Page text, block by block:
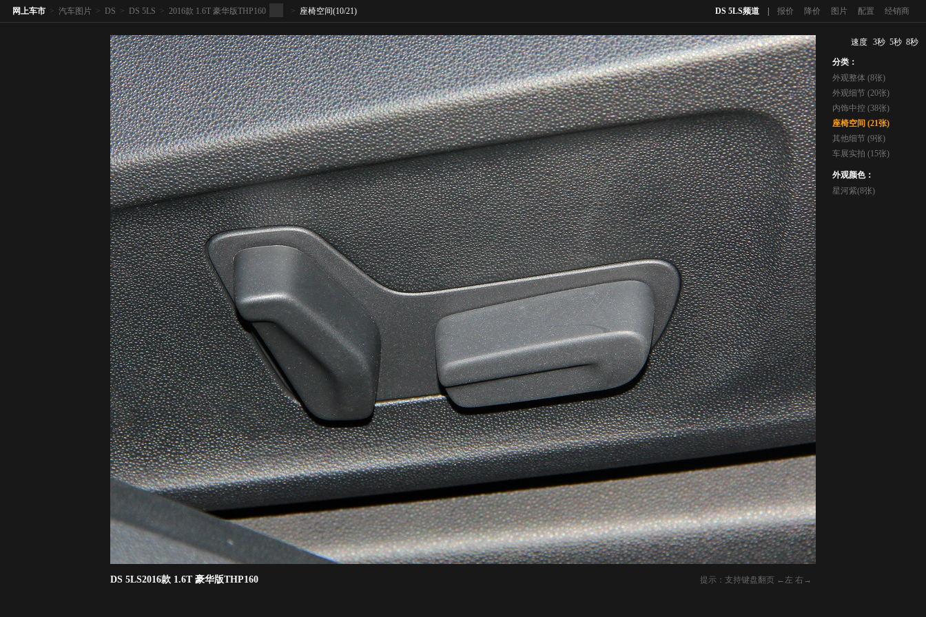
DS 5LS频道 报价 降价 图片 配置 经销商
网上车市 > 汽车图片 > DS > DS 5LS > 2016款 1.6T 豪华版THP160 > 座椅空间(10/21)
提示：支持键盘翻页 ←左 右→
DS 5LS2016款 1.6T 豪华版THP160
速度 3秒 5秒 8秒
分类：
外观整体 (8张)
外观细节 (20张)
内饰中控 (38张)
座椅空间 (21张)
其他细节 (9张)
车展实拍 (15张)
外观颜色：
星河紫(8张)